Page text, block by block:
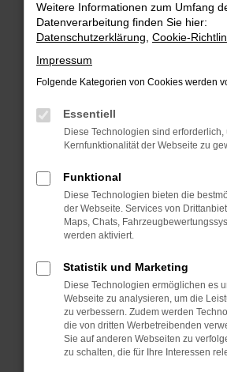
Überprüfe deine Firewall und
Internetverbindung.
Laden andere Webseiten, zum
Suchmaschine?
Prüfe deine
Manche Erweiterungen, wie
können das Laden bestimmter
verhindern. Funktioniert die
Fenster?
Starte dein Gerät neu.
Das kann manchmal helfen,
Probleme zu beheben.
Betriebssystem auf dem
sind.
Veraltete Software birgt nicht
Sicherheitsrisiko, sondern
führen, dass bestimmte
unterstützt werden.
Weitere Informationen zum Umfang
Datenverarbeitung finden Sie hier:
Datenschutzerklärung Cookie-
Impressum
Folgende Kategorien von Cookies werden
Essentiell
Diese Technologien sind erforderlich,
Kernfunktionalität der Webseite zu
Funktional
Diese Technologien bieten die
der Webseite. Services von
Maps, Chats,
werden aktiviert.
Statistik und Marketing
Diese Technologien ermöglichen es
Webseite zu analysieren, um die
zu verbessern. Zudem werden
die von dritten Werbetreibenden
Sie auf anderen Webseiten zu
zu schalten, die für Ihre Interessen